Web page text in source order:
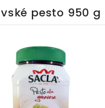
pesto 950 g